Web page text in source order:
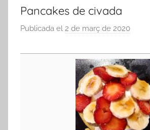
Pancakes de civada
Publicada el 2 de març de 2020
r
a
d
m
i
n